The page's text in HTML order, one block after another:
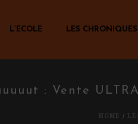
L’ECOLE LES
: Vente
HOME /